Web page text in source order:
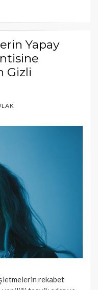
Yapay
Gizli
rekabet